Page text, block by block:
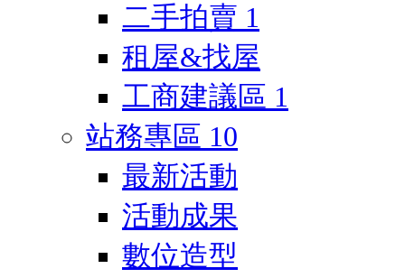
二手拍賣 1
租屋&找屋
工商建議區 1
站務專區 10
最新活動
活動成果
數位造型